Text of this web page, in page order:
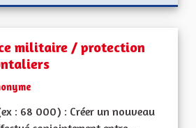
militaire / protection
: 68 000) : Créer un nouveau